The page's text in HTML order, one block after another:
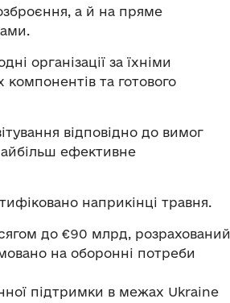
а й на пряме
організації за їхніми
та готового
відповідно до вимог
ефективне
наприкінці травня.
до €90 млрд, розрахований
на оборонні потреби
підтримки в межах Ukraine